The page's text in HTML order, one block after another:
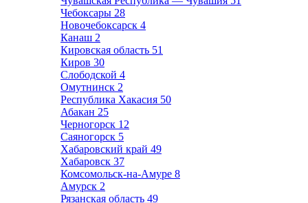
Чебоксары 28
Новочебоксарск 4
Канаш 2
Кировская область 51
Киров 30
Слободской 4
Омутнинск 2
Республика Хакасия 50
Абакан 25
Черногорск 12
Саяногорск 5
Хабаровский край 49
Хабаровск 37
Комсомольск-на-Амуре 8
Амурск 2
Рязанская область 49